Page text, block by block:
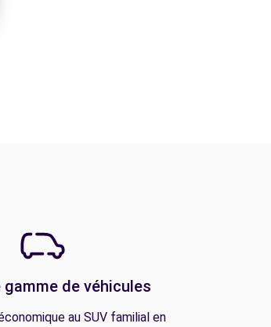
gamme de véhicules
au SUV familial en